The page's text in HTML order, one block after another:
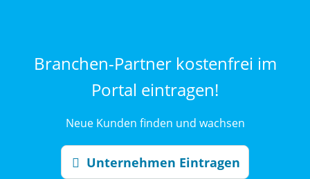
Branchen-Partner kostenfrei im
Portal eintragen!
Neue Kunden finden und wachsen
Unternehmen Eintragen